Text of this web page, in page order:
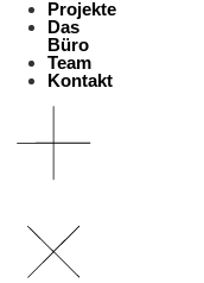
Projekte
Das
Büro
Team
Kontakt